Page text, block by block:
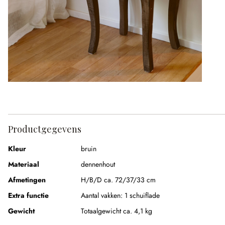
Productgegevens
Kleur
bruin
Materiaal
dennenhout
Afmetingen
H/B/D ca. 72/37/33 cm
Extra functie
Aantal vakken: 1 schuiflade
Gewicht
Totaalgewicht ca. 4,1 kg